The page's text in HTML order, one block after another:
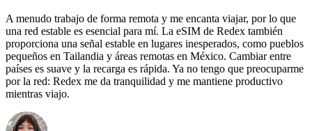
A menudo trabajo de forma remota y me encanta viajar, por lo que
una red estable es esencial para mí. La eSIM de Redex también
proporciona una señal estable en lugares inesperados, como pueblos
pequeños en Tailandia y áreas remotas en México. Cambiar entre
países es suave y la recarga es rápida. Ya no tengo que preocuparme
por la red: Redex me da tranquilidad y me mantiene productivo
mientras viajo.